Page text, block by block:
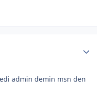
admin demin msn den